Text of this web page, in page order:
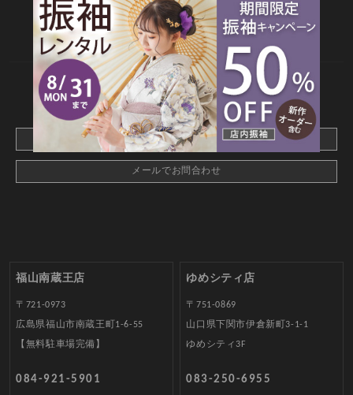
店舗情報
よくあるご質問
お問合せ
web撮影予約
CONTACT
webでご予約はこちら
メールでお問合わせ
福山南蔵王店
〒721-0973
広島県福山市南蔵王町1-6-55
【無料駐車場完備】
084-921-5901
ゆめシティ店
〒751-0869
山口県下関市伊倉新町3-1-1
ゆめシティ3F
083-250-6955